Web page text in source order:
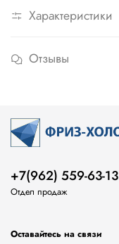
Характеристики
Отзывы
+7(962) 559-63-13
Отдел продаж
Оставайтесь на связи